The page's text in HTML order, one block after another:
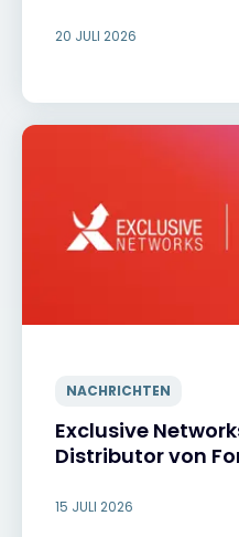
20 JULI 2026
NACHRICHTEN
Exclusive
Distributor von
15 JULI 2026